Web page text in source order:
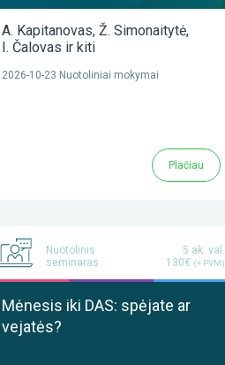
A. Kapitanovas, Ž. Simonaitytė,
I. Čalovas ir kiti
2026-10-23 Nuotoliniai mokymai
Plačiau
Nuotolinis
seminaras
5 ak. val.
130€ (+ PVM)
Mėnesis iki DAS: spėjate ar
vejatės?